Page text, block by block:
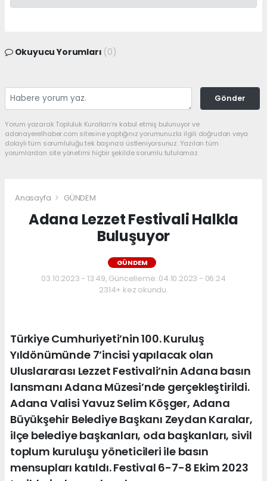
Okuyucu Yorumları (0)
Gönder
Yorum yazarak Topluluk Kuralları’nı kabul etmiş bulunuyor ve
adanayerelhaber.com sitesine yaptığınız yorumunuzla ilgili doğrudan veya
dolaylı tüm sorumluluğu tek başınıza üstleniyorsunuz. Yazılan tüm
yorumlardan site yönetimi hiçbir şekilde sorumlu tutulamaz.
Anasayfa GÜNDEM
Adana Lezzet Festivali Halkla
Buluşuyor
GÜNDEM
03.10.2023 - 13:49, Güncelleme: 04.10.2023 - 06:24
2314+ kez okundu.
Türkiye Cumhuriyeti’nin 100. Kuruluş
Yıldönümünde 7’incisi yapılacak olan
Uluslararası Lezzet Festivali’nin Adana basın
lansmanı Adana Müzesi’nde gerçekleştirildi.
Adana Valisi Yavuz Selim Köşger, Adana
Büyükşehir Belediye Başkanı Zeydan Karalar,
ilçe belediye başkanları, oda başkanları, sivil
toplum kuruluşu yöneticileri ile basın
mensupları katıldı. Festival 6-7-8 Ekim 2023